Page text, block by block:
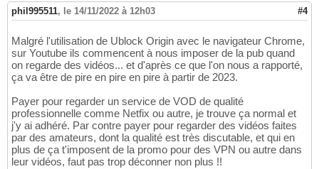
phil995511, le 14/11/2022 à 12h03 #4
Malgré l'utilisation de Ublock Origin avec le navigateur Chrome,
sur Youtube ils commencent à nous imposer de la pub quand
on regarde des vidéos... et d'après ce que l'on nous a rapporté,
ça va être de pire en pire en pire à partir de 2023.
Payer pour regarder un service de VOD de qualité
professionnelle comme Netfix ou autre, je trouve ça normal et
j'y ai adhéré. Par contre payer pour regarder des vidéos faites
par des amateurs, dont la qualité est très discutable, et qui en
plus de ça t'imposent de la promo pour des VPN ou autre dans
leur vidéos, faut pas trop déconner non plus !!